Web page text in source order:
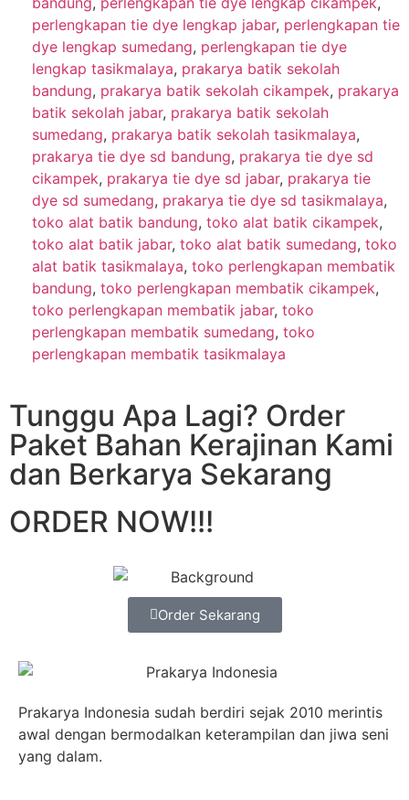
perlengkapan tie dye lengkap jabar, perlengkapan tie
dye lengkap sumedang, perlengkapan tie dye
lengkap tasikmalaya, prakarya batik sekolah
bandung, prakarya batik sekolah cikampek, prakarya
batik sekolah jabar, prakarya batik sekolah
sumedang, prakarya batik sekolah tasikmalaya,
prakarya tie dye sd bandung, prakarya tie dye sd
cikampek, prakarya tie dye sd jabar, prakarya tie
dye sd sumedang, prakarya tie dye sd tasikmalaya,
toko alat batik bandung, toko alat batik cikampek,
toko alat batik jabar, toko alat batik sumedang, toko
alat batik tasikmalaya, toko perlengkapan membatik
bandung, toko perlengkapan membatik cikampek,
toko perlengkapan membatik jabar, toko
perlengkapan membatik sumedang, toko
perlengkapan membatik tasikmalaya
Tunggu Apa Lagi? Order
Paket Bahan Kerajinan Kami
dan Berkarya Sekarang
ORDER NOW!!!
Order Sekarang
Prakarya Indonesia sudah berdiri sejak 2010 merintis
awal dengan bermodalkan keterampilan dan jiwa seni
yang dalam.